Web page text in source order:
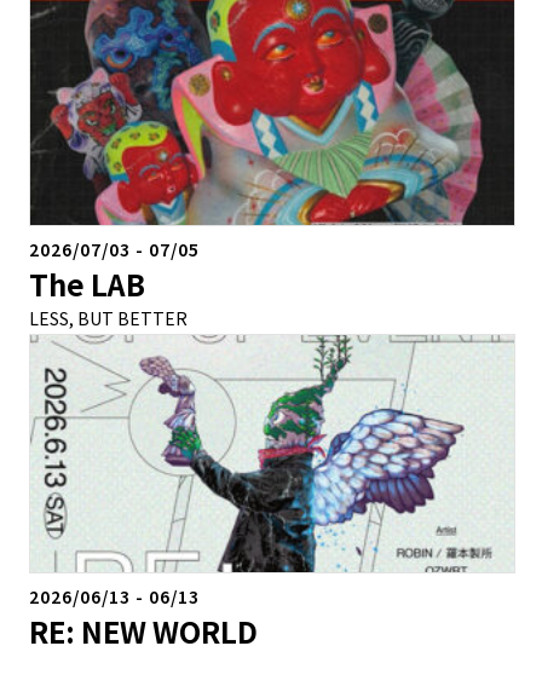
2026/07/03 - 07/05
The LAB
LESS, BUT BETTER
2026/06/13 - 06/13
RE: NEW WORLD